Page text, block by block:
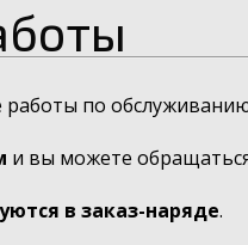
по
и вы можете
в заказ-наряде.